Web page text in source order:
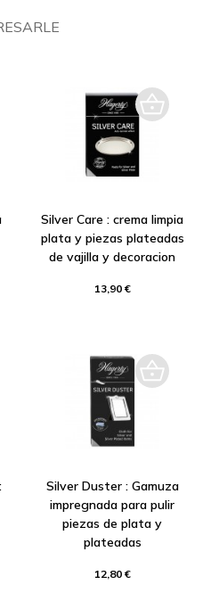
Silver Care : crema limpia
plata y piezas plateadas
de vajilla y decoracion
13,90 €
Silver Duster : Gamuza
impregnada para pulir
piezas de plata y
plateadas
12,80 €